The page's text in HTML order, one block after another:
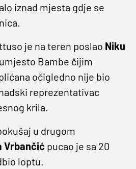
iznad mjesta gdje se
je na teren poslao Niku
Bambe čijim
očigledno nije bio
reprezentativac
krila.
u drugom
Vrbančić pucao je sa 20
loptu.